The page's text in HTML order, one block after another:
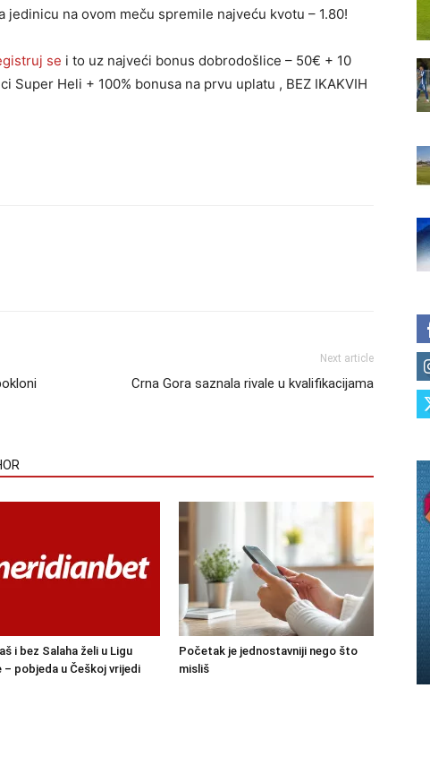
jedinicu na ovom meču spremile najveću kvotu – 1.80!
se i to uz najveći bonus dobrodošlice – 50€ + 10
Super Heli + 100% bonusa na prvu uplatu , BEZ IKAKVIH
Next article
Crna Gora saznala rivale u kvalifikacijama
i bez Salaha želi u Ligu
– pobjeda u Češkoj vrijedi
Početak je jednostavniji nego što
misliš